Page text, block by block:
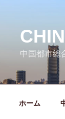
中国都市総
ホーム